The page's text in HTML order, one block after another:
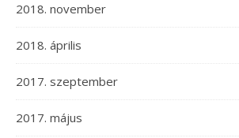
2018. november
2018. április
2017. szeptember
2017. május